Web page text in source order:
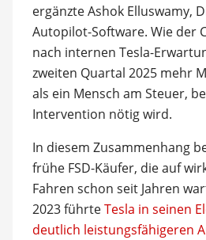
ergänzte Ashok Elluswamy,
Autopilot-Software. Wie der
nach internen Tesla-
zweiten Quartal 2025 mehr
als ein Mensch am Steuer,
Intervention nötig wird.
In diesem Zusammenhang
frühe FSD-Käufer, die auf
Fahren schon seit Jahren
2023 führteTesla in seinen
deutlich leistungsfähigeren